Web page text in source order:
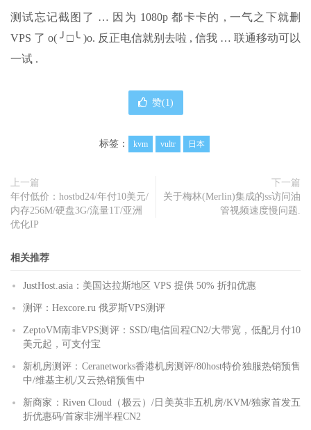
测试忘记截图了 … 因为 1080p 都卡卡的 , 一气之下就删
VPS 了 o( ╯□╰ )o. 反正电信就别去啦 , 信我 … 联通移动可以
一试 .
赞(1)
标签： kvm vultr 日本
上一篇
年付低价：hostbd24/年付10美元/
内存256M/硬盘3G/流量1T/亚洲
优化IP
下一篇
关于梅林(Merlin)集成的ss访问油
管视频速度慢问题.
相关推荐
JustHost.asia：美国达拉斯地区 VPS 提供 50% 折扣优惠
测评：Hexcore.ru 俄罗斯VPS测评
ZeptoVM南非VPS测评：SSD/电信回程CN2/大带宽，低配月付10
美元起，可支付宝
新机房测评：Ceranetworks香港机房测评/80host特价独服热销预售
中/维基主机/又云热销预售中
新商家：Riven Cloud（极云）/日美英非五机房/KVM/独家首发五
折优惠码/首家非洲半程CN2